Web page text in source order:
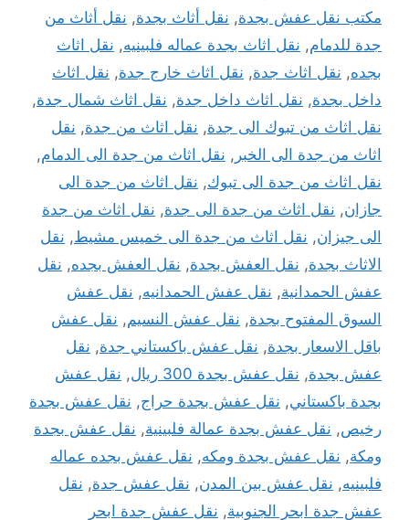
مكتب نقل عفش بجدة, نقل أثاث بجدة, نقل أثاث من
جدة للدمام, نقل اثاث بجدة عماله فلبينيه, نقل اثاث
بجده, نقل اثاث جدة, نقل اثاث خارج جدة, نقل اثاث
داخل بجدة, نقل اثاث داخل جدة, نقل اثاث شمال جدة,
نقل اثاث من تبوك الى جدة, نقل اثاث من جدة, نقل
اثاث من جدة الى الخبر , نقل اثاث من جدة الى الدمام,
نقل اثاث من جدة الى تبوك, نقل اثاث من جدة الى
جازان, نقل اثاث من جدة الى جدة, نقل اثاث من جدة
الى جيزان, نقل اثاث من جدة الى خميس مشيط, نقل
الاثاث بجدة, نقل العفش بجدة, نقل العفش بجده, نقل
عفش الحمدانية, نقل عفش الحمدانيه, نقل عفش
السوق المفتوح بجدة, نقل عفش النسيم, نقل عفش
باقل الاسعار بجدة, نقل عفش باكستاني جدة, نقل
عفش بجدة, نقل عفش بجدة 300 ريال , نقل عفش
بجدة باكستاني, نقل عفش بجدة حراج, نقل عفش بجدة
رخيص, نقل عفش بجدة عمالة فلبينية, نقل عفش بجدة
ومكة, نقل عفش بجدة ومكه, نقل عفش بجده عماله
فلبينيه, نقل عفش بين المدن, نقل عفش جدة, نقل
عفش جدة ابحر الجنوبية, نقل عفش جدة ابحر